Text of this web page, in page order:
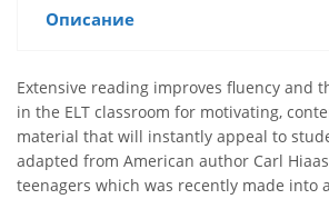
Описание
Extensive reading improves fluency and
in the ELT classroom for motivating,
material that will instantly appeal to
adapted from American author Carl
teenagers which was recently made into